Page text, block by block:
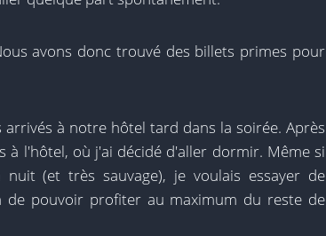
avons donc trouvé des billets primes pour
à notre hôtel tard dans la soirée. Après
l'hôtel, où j'ai décidé d'aller dormir. Même si
(et très sauvage), je voulais essayer de
de pouvoir profiter au maximum du reste de